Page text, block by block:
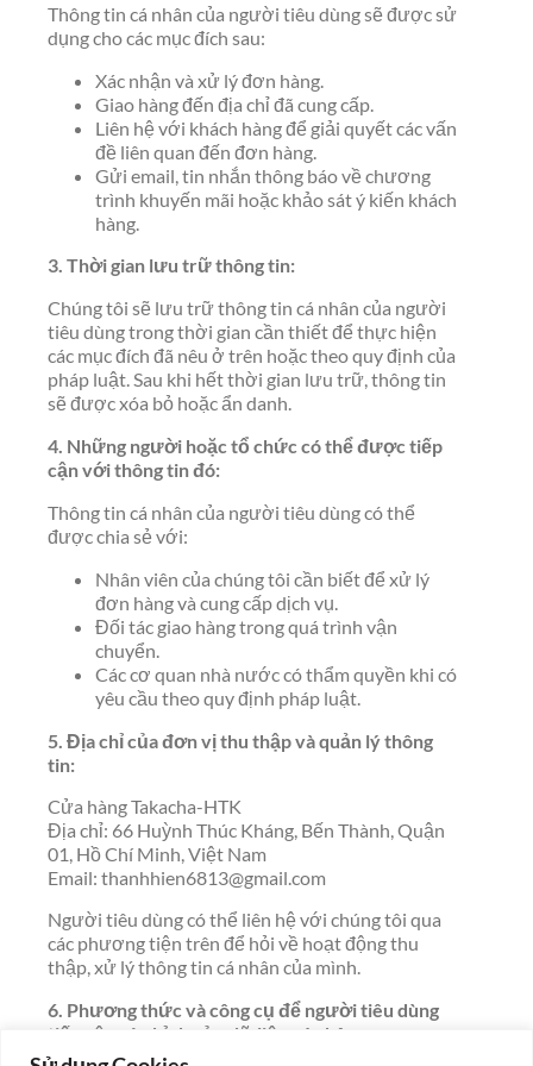
Thông tin cá nhân của người tiêu dùng sẽ được sử
dụng cho các mục đích sau:
Xác nhận và xử lý đơn hàng.
Giao hàng đến địa chỉ đã cung cấp.
Liên hệ với khách hàng để giải quyết các vấn
đề liên quan đến đơn hàng.
Gửi email, tin nhắn thông báo về chương
trình khuyến mãi hoặc khảo sát ý kiến khách
hàng.
3. Thời gian lưu trữ thông tin:
Chúng tôi sẽ lưu trữ thông tin cá nhân của người
tiêu dùng trong thời gian cần thiết để thực hiện
các mục đích đã nêu ở trên hoặc theo quy định của
pháp luật. Sau khi hết thời gian lưu trữ, thông tin
sẽ được xóa bỏ hoặc ẩn danh.
4. Những người hoặc tổ chức có thể được tiếp
cận với thông tin đó:
Thông tin cá nhân của người tiêu dùng có thể
được chia sẻ với:
Nhân viên của chúng tôi cần biết để xử lý
đơn hàng và cung cấp dịch vụ.
Đối tác giao hàng trong quá trình vận
chuyển.
Các cơ quan nhà nước có thẩm quyền khi có
yêu cầu theo quy định pháp luật.
5. Địa chỉ của đơn vị thu thập và quản lý thông
tin:
Cửa hàng Takacha-HTK
Địa chỉ: 66 Huỳnh Thúc Kháng, Bến Thành, Quận
01, Hồ Chí Minh, Việt Nam
Email: thanhhien6813@gmail.com
Người tiêu dùng có thể liên hệ với chúng tôi qua
các phương tiện trên để hỏi về hoạt động thu
thập, xử lý thông tin cá nhân của mình.
6. Phương thức và công cụ để người tiêu dùng
tiếp cận và chỉnh sửa dữ liệu cá nhân: